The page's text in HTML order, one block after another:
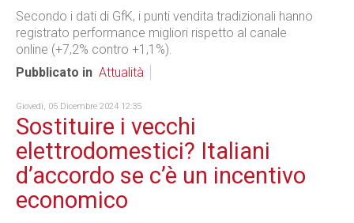
Secondo i dati di GfK, i punti vendita tradizionali hanno
registrato performance migliori rispetto al canale
online (+7,2% contro +1,1%).
Pubblicato in Attualità
Giovedì, 05 Dicembre 2024 12:35
Sostituire i vecchi
elettrodomestici? Italiani
d’accordo se c’è un incentivo
economico